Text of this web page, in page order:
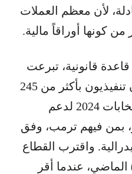
لأن معظم العملات
كونها أوراقاً مالية.
قانونية، تبرعت
شركات الكريبتو ومديرون تنفيذيون بأكثر من 245
مليون دولار في دورة الانتخابات 2024 لدعم
بمن فيهم ترمب، وفق
واقترب القطاع
عندما أقر